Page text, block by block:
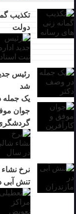
تکذیب
دولت
رئیس
شد
یک جمله
جوان
نرخ
تنش آبی